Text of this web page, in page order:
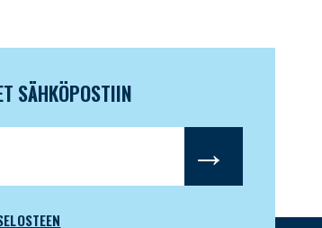
SÄHKÖPOSTIIN